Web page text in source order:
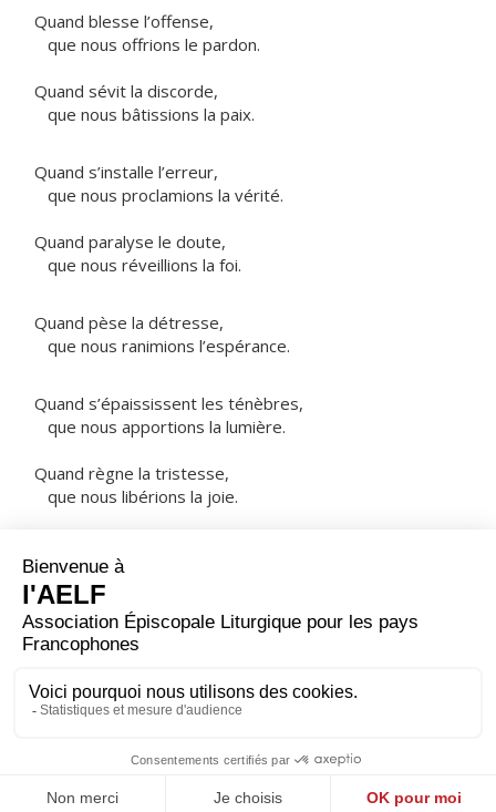
Quand blesse l’offense,
que nous offrions le pardon.
Quand sévit la discorde,
que nous bâtissions la paix.
Quand s’installe l’erreur,
que nous proclamions la vérité.
Quand paralyse le doute,
que nous réveillions la foi.
Quand pèse la détresse,
que nous ranimions l’espérance.
Quand s’épaississent les ténèbres,
que nous apportions la lumière.
Quand règne la tristesse,
que nous libérions la joie.
NOTRE PÈRE
ORAISON
Que nos lèvres, notre âme et toute notre vie
être est un don de ta grâce, fais que notre existence te
soit consacrée.